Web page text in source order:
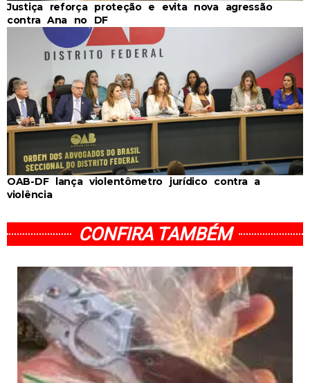
Justiça reforça proteção e evita nova agressão
contra Ana no DF
OAB-DF lança violentômetro jurídico contra a
violência
CONFIRA TAMBÉM